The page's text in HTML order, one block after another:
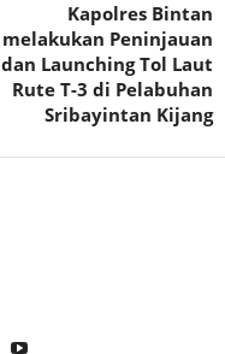
Kapolres Bintan
melakukan Peninjauan
dan Launching Tol Laut
Rute T-3 di Pelabuhan
Sribayintan Kijang